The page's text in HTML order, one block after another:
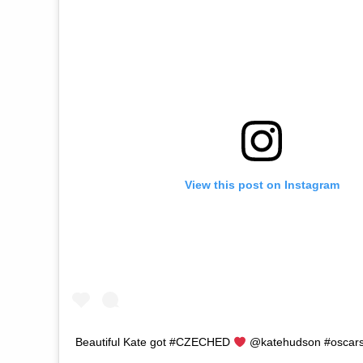
View this post on Instagram
Beautiful Kate got #CZECHED @katehudson